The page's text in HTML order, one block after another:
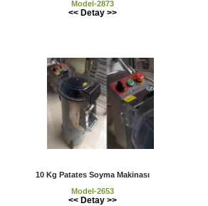
Model-2873
<< Detay >>
10 Kg Patates Soyma Makinası
Model-2653
<< Detay >>